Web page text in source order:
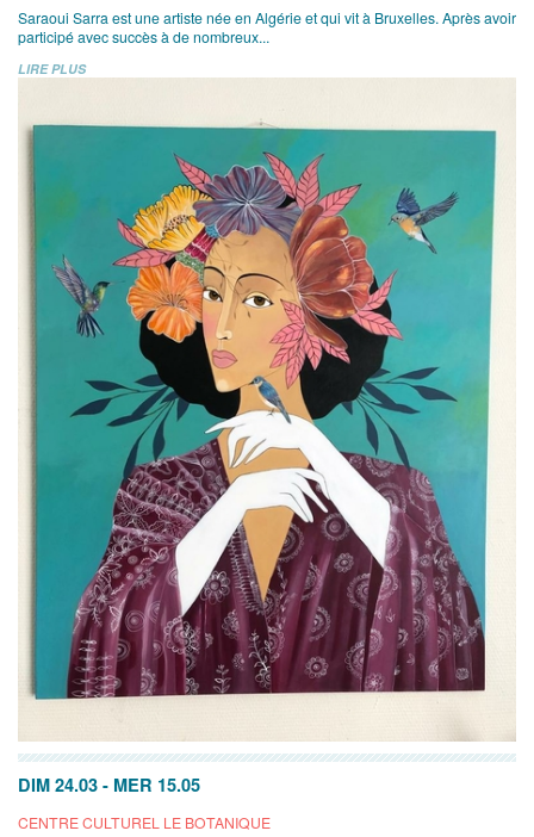
Saraoui Sarra est une artiste née en Algérie et qui vit à Bruxelles. Après avoir
participé avec succès à de nombreux...
LIRE PLUS
DIM 24.03 - MER 15.05
CENTRE CULTUREL LE BOTANIQUE